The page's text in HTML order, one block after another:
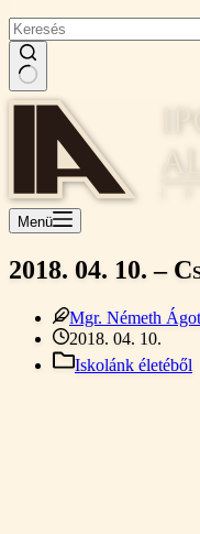
Nincs
Menü
2018. 04. 10. –
Mgr. Németh
2018. 04. 10.
Iskolánk életéből